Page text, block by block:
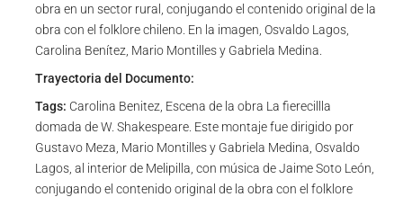
obra en un sector rural, conjugando el contenido original de la
obra con el folklore chileno. En la imagen, Osvaldo Lagos,
Carolina Benítez, Mario Montilles y Gabriela Medina.
Trayectoria del Documento:
Tags: Carolina Benitez, Escena de la obra La fierecillla
domada de W. Shakespeare. Este montaje fue dirigido por
Gustavo Meza, Mario Montilles y Gabriela Medina, Osvaldo
Lagos, al interior de Melipilla, con música de Jaime Soto León,
conjugando el contenido original de la obra con el folklore